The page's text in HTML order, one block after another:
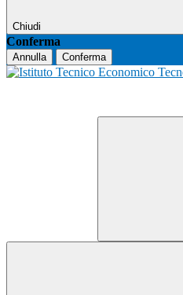
Chiudi
Conferma
Annulla Conferma